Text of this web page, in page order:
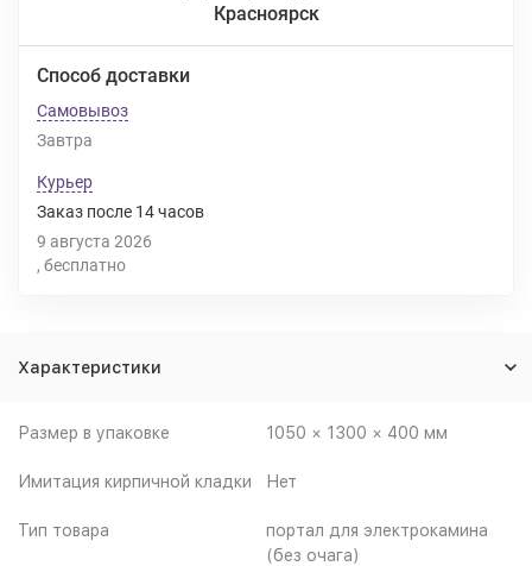
Красноярск
Способ доставки
Самовывоз
Завтра
Курьер
Заказ после 14часов
9 августа 2026
Бесплатно
Характеристики
Размер в упаковке 1050 × 1300 × 400 мм
Имитация кирпичной кладки Нет
Тип товара
портал для электрокамина
(без очага)